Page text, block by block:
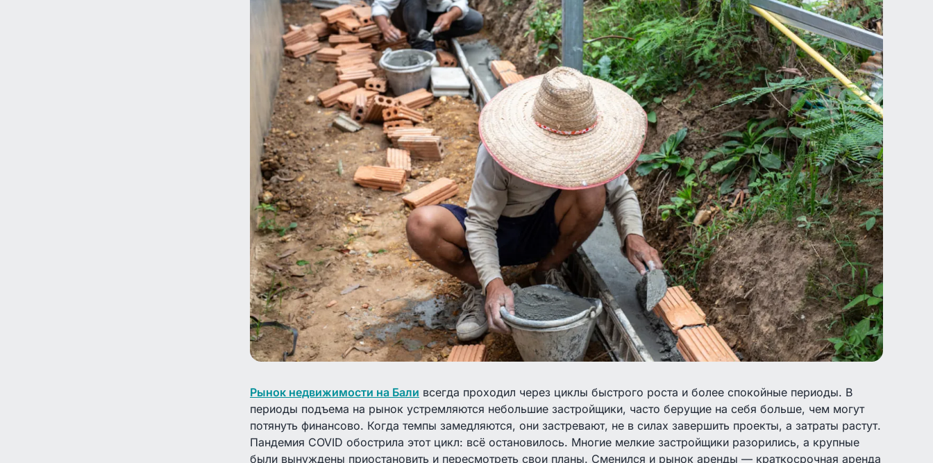
Рынок недвижимости на Бали всегда проходил через циклы быстрого роста и более спокойные периоды. В
периоды подъема на рынок устремляются небольшие застройщики, часто берущие на себя больше, чем могут
потянуть финансово. Когда темпы замедляются, они застревают, не в силах завершить проекты, а затраты растут.
Пандемия COVID обострила этот цикл: всё остановилось. Многие мелкие застройщики разорились, а крупные
были вынуждены приостановить и пересмотреть свои планы. Сменился и рынок аренды — краткосрочная аренда